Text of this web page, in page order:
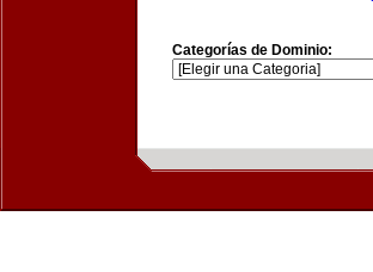
Categorías de Dominio: